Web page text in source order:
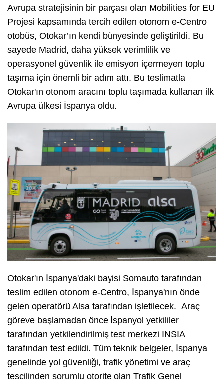
Avrupa stratejisinin bir parçası olan Mobilities for EU
Projesi kapsamında tercih edilen otonom e-Centro
otobüs, Otokar’ın kendi bünyesinde geliştirildi. Bu
sayede Madrid, daha yüksek verimlilik ve
operasyonel güvenlik ile emisyon içermeyen toplu
taşıma için önemli bir adım attı. Bu teslimatla
Otokar'ın otonom aracını toplu taşımada kullanan ilk
Avrupa ülkesi İspanya oldu.
Otokar'ın İspanya'daki bayisi Somauto tarafından
teslim edilen otonom e-Centro, İspanya'nın önde
gelen operatörü Alsa tarafından işletilecek. Araç
göreve başlamadan önce İspanyol yetkililer
tarafından yetkilendirilmiş test merkezi INSIA
tarafından test edildi. Tüm teknik belgeler, İspanya
genelinde yol güvenliği, trafik yönetimi ve araç
tescilinden sorumlu otorite olan Trafik Genel